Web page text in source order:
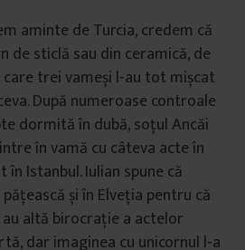
aminte de Turcia, credem că
de sticlă sau din ceramică, de
trei vameși l-au tot mișcat
După numeroase controale
dormită în dubă, soțul Ancăi
în vamă cu câteva acte în
în Istanbul. Iulian spune că
și în Elveția pentru că
altă birocrație a actelor
dar imaginea cu unicornul l-a